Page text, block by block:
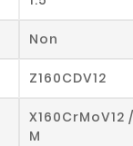
Non
Z160CDV12
X160CrMoV12
M